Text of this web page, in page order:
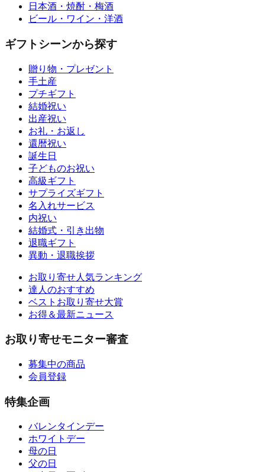
日本酒・焼酎・梅酒
ビール・ワイン・洋酒
ギフトシーンから探す
贈り物・プレゼント
手土産
プチギフト
結婚祝い
出産祝い
お礼・お返し
還暦祝い
誕生日
子どものお祝い
高級ギフト
サプライズギフト
名入れサービス
内祝い
結婚式・引き出物
退職ギフト
異動・退職挨拶
お取り寄せ人気ランキング
達人のおすすめ
ベストお取り寄せ大賞
お得＆最新ニュース
お取り寄せモニター審査
募集中の商品
会員登録
特集企画
バレンタインデー
ホワイトデー
母の日
父の日